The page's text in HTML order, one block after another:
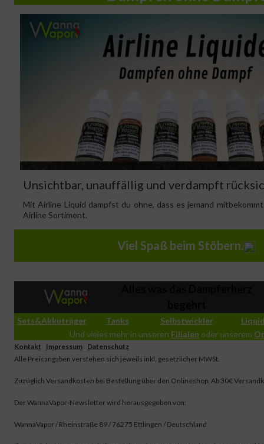
Unsichtbar, unauffällig und verdampft
Mit Airline Liquid dampfst du ohne, dass es jemand
Airline Sortiment.
Viel Spaß beim Stöbern.
Sets&Akkuträger Tanks Selbstwickler
Und vieles mehr in unseren Filialen oder unserem
Kontakt Impressum Datenschutz
Alle Preisangaben verstehen sich jeweils inkl. gesetzlicher MWSt.
Zuzüglich Versandkosten bei Bestellung über den Onlineshop. Ab 30€
Der WannaVapor-Newsletter wird herausgegeben von:
WannaVapor / Rheinstraße 89 / 76275 Ettlingen / Deutschland